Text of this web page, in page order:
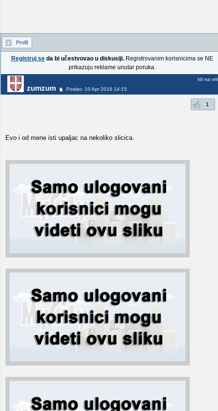
Profil
Registruj seda bi učestvovao u diskusiji.Registrovanim korisnicima se NE
prikazuju reklame unutar poruka.
zumzum Poslao: 10 Apr 2016 14:15
Idi na vrh
1
Evo i od mene isti upaljac na nekoliko slicica.